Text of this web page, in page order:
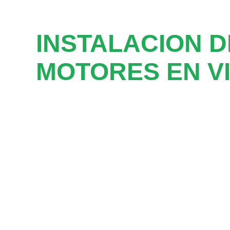
INSTALACION
MOTORES EN